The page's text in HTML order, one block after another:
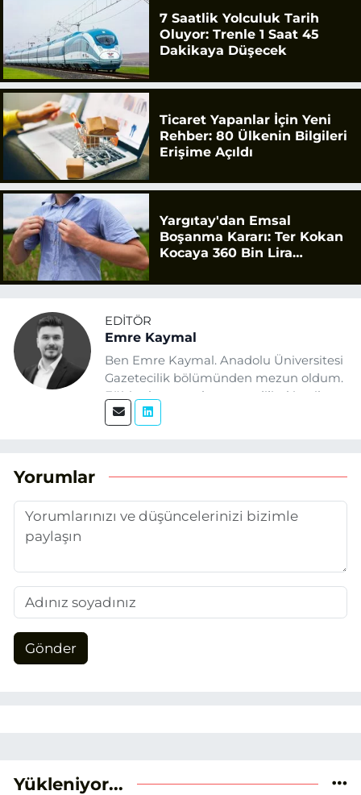
7 Saatlik Yolculuk Tarih
Oluyor: Trenle 1 Saat 45
Dakikaya Düşecek
Ticaret Yapanlar İçin Yeni
Rehber: 80 Ülkenin Bilgileri
Erişime Açıldı
Yargıtay'dan Emsal
Boşanma Kararı: Ter Kokan
Kocaya 360 Bin Lira
EDITÖR
Emre Kaymal
Ben Emre Kaymal. Anadolu Üniversitesi
Gazetecilik bölümünden mezun oldum.
Eğitim hayatım boyunca dijital içerik
üretimi ve arama motoru
temel alıyorum.
Yorumlar
Gönder
Yükleniyor...